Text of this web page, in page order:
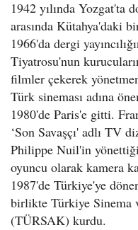
1942 yılında Yozgat'ta
arasında Kütahya'daki
1966'da dergi
Tiyatrosu'nun
filmler çekerek
Türk sineması adına
1980'de Paris'e gitti.
‘Son Savaşçı' adlı TV
Philippe Nuil'in
oyuncu olarak kamera
1987'de Türkiye'ye
birlikte Türkiye Sinema
(TÜRSAK) kurdu.